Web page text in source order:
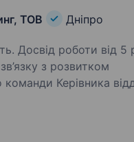
ТОВ Дніпро
Досвід роботи від 5
Керівника
Функціональні